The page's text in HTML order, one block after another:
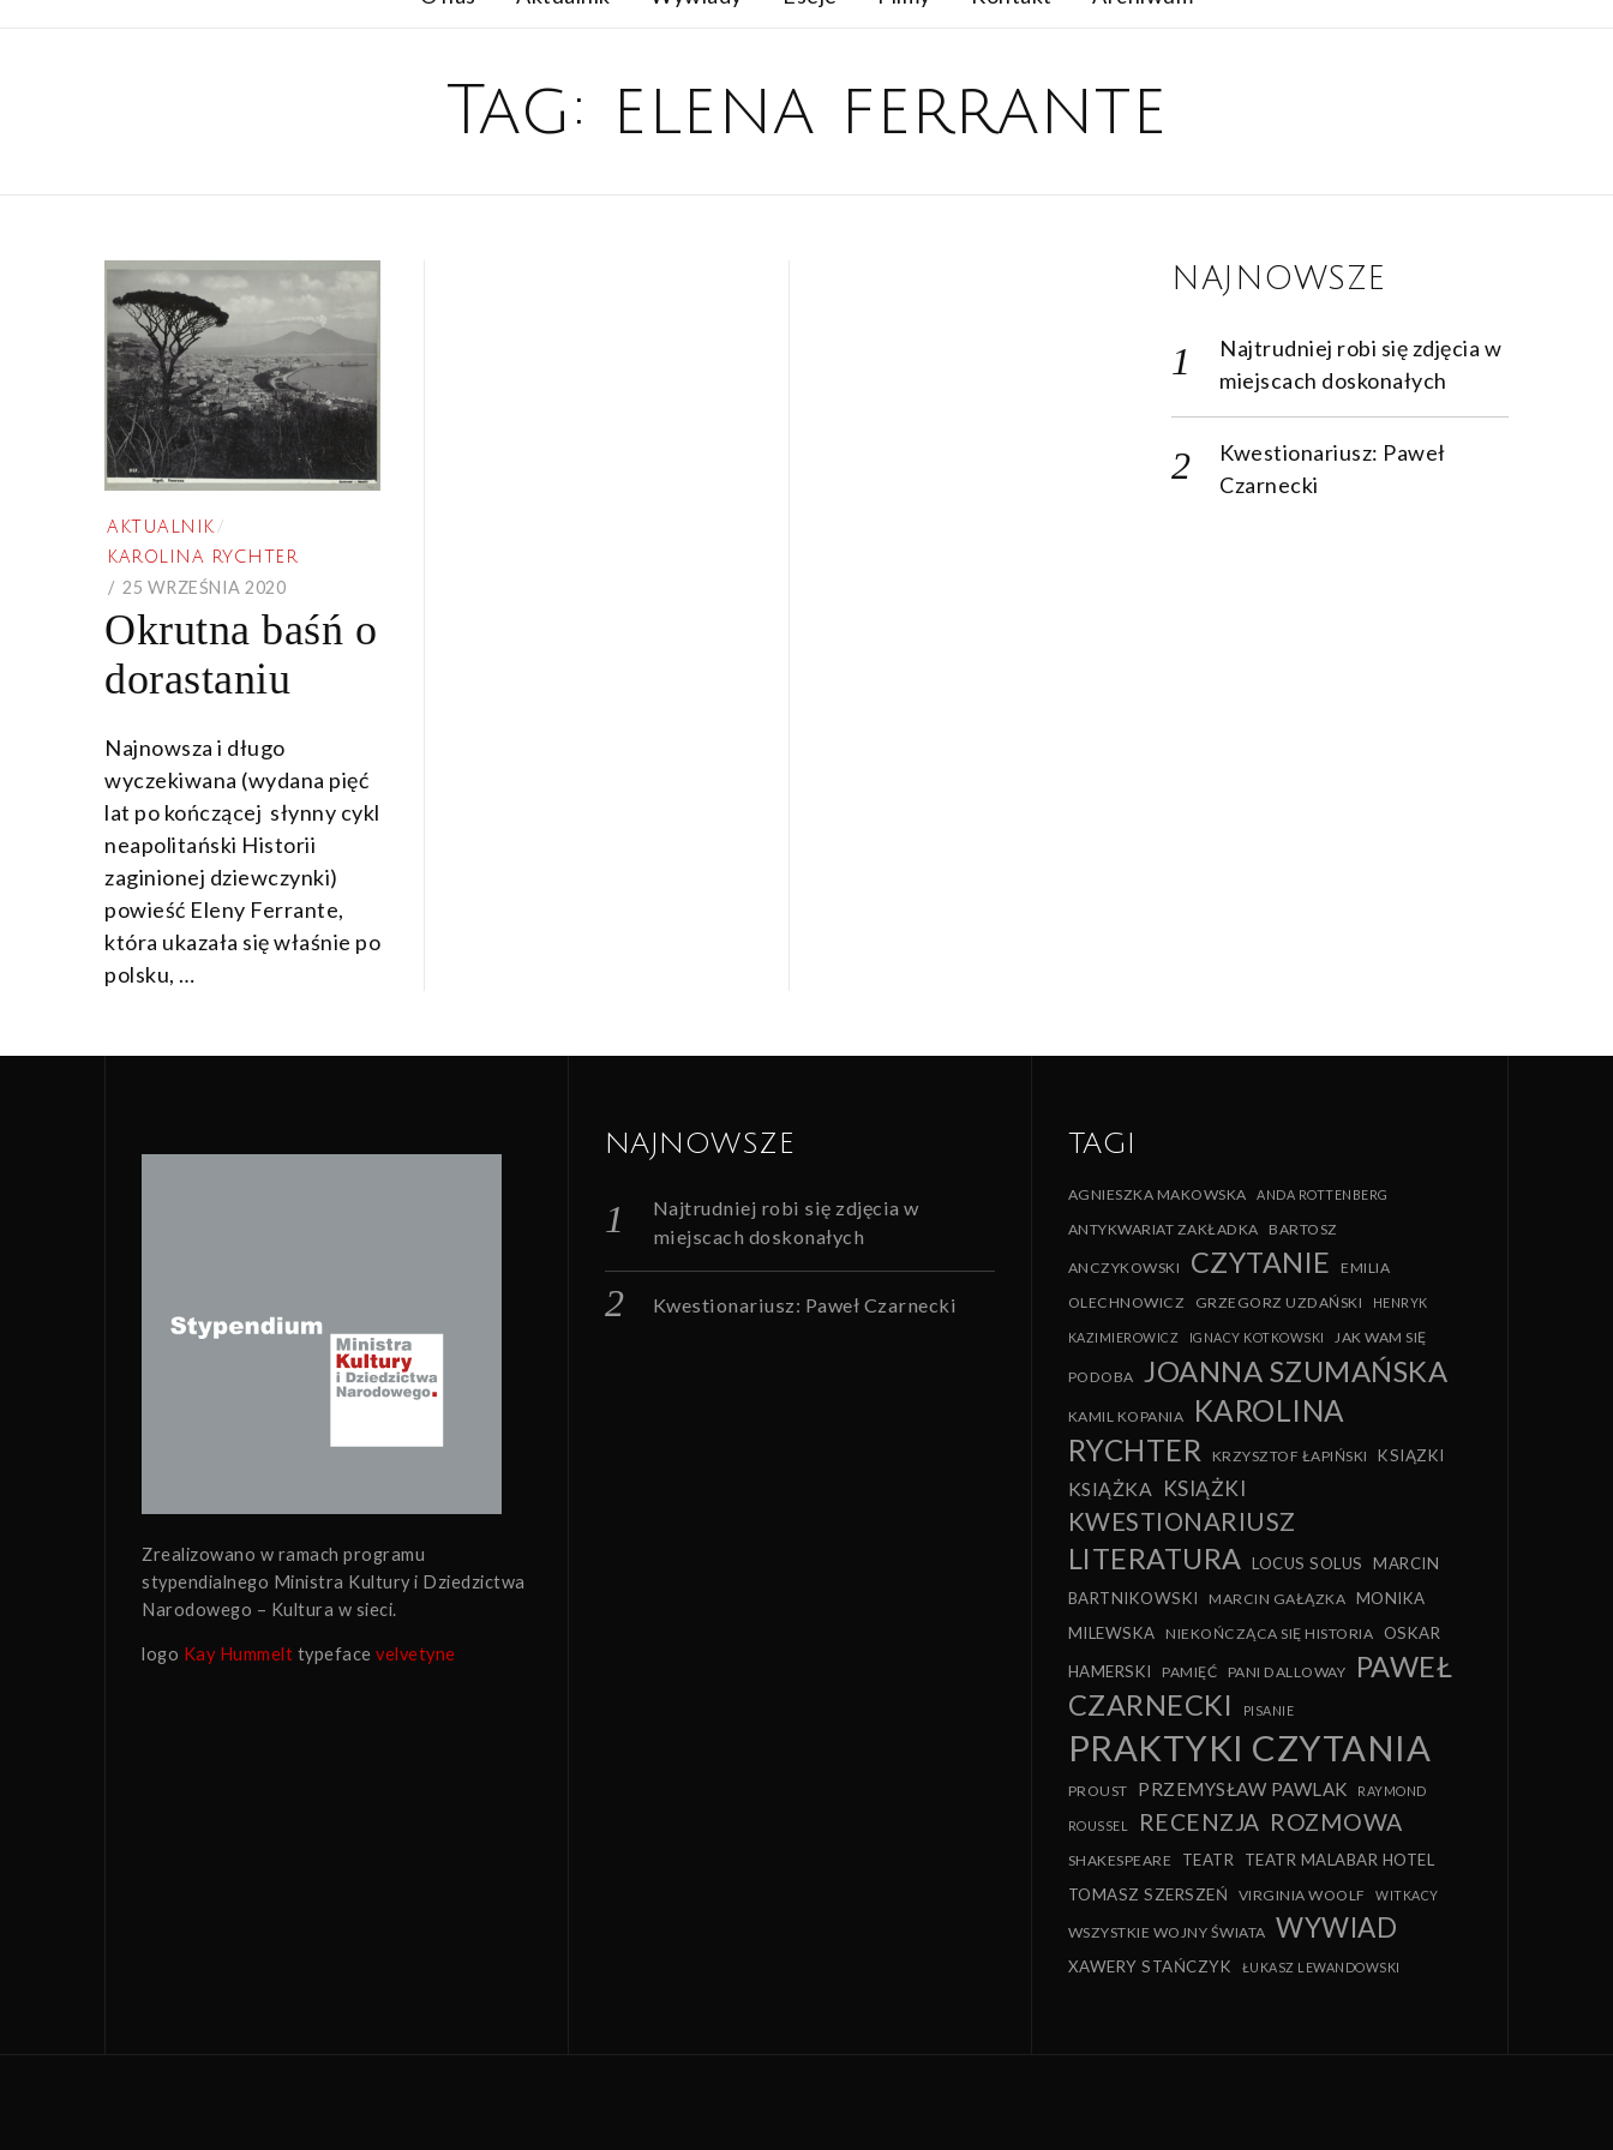
Tag: elena ferrante
AKTUALNIK /
KAROLINA RYCHTER
POSTED
ON
25 WRZEŚNIA 2020
PAŹDZIERNIKA
2020
Okrutna baśń o
dorastaniu
Najnowsza i długo
wyczekiwana (wydana pięć
lat po kończącej słynny cykl
neapolitański Historii
zaginionej dziewczynki)
powieść Eleny Ferrante,
która ukazała się właśnie po
polsku, …
NAJNOWSZE
Najtrudniej robi się zdjęcia w
miejscach doskonałych
Kwestionariusz: Paweł
Czarnecki
Zrealizowano w ramach programu
stypendialnego Ministra Kultury i Dziedzictwa
Narodowego – Kultura w sieci.
logo Kay Hummelt typeface velvetyne
NAJNOWSZE
Najtrudniej robi się zdjęcia w
miejscach doskonałych
Kwestionariusz: Paweł Czarnecki
TAGI
AGNIESZKA MAKOWSKA ANDA ROTTENBERG
ANTYKWARIAT ZAKŁADKA BARTOSZ
ANCZYKOWSKI CZYTANIE
EMILIA
OLECHNOWICZ
GRZEGORZ UZDAŃSKI HENRYK
KAZIMIEROWICZ IGNACY KOTKOWSKI JAK WAM SIĘ
PODOBA JOANNA SZUMAŃSKA
KAMIL KOPANIA
KAROLINA
RYCHTER
KRZYSZTOF ŁAPIŃSKI KSIĄZKI
KSIĄŻKA KSIĄŻKI
KWESTIONARIUSZ
LITERATURA LOCUS SOLUS
MARCIN
BARTNIKOWSKI
MARCIN GAŁĄZKA MONIKA
MILEWSKA
NIEKOŃCZĄCA SIĘ HISTORIA OSKAR
HAMERSKI
PAMIĘĆ PANI DALLOWAY
PAWEŁ
CZARNECKI
PISANIE
PRAKTYKI CZYTANIA
PROUST PRZEMYSŁAW PAWLAK RAYMOND
ROUSSEL RECENZJA ROZMOWA
SHAKESPEARE TEATR
TEATR MALABAR HOTEL
TOMASZ SZERSZEŃ
VIRGINIA WOOLF WITKACY
WSZYSTKIE WOJNY ŚWIATA WYWIAD
XAWERY STAŃCZYK ŁUKASZ LEWANDOWSKI